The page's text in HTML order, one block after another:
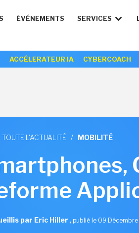
ÉVÉNEMENTS SERVICES
ACCÉLERATEUR IA CYBERCOACH
TOUTE L'ACTUALITÉ / MOBILITÉ
par Eric Hiller , publié le 09